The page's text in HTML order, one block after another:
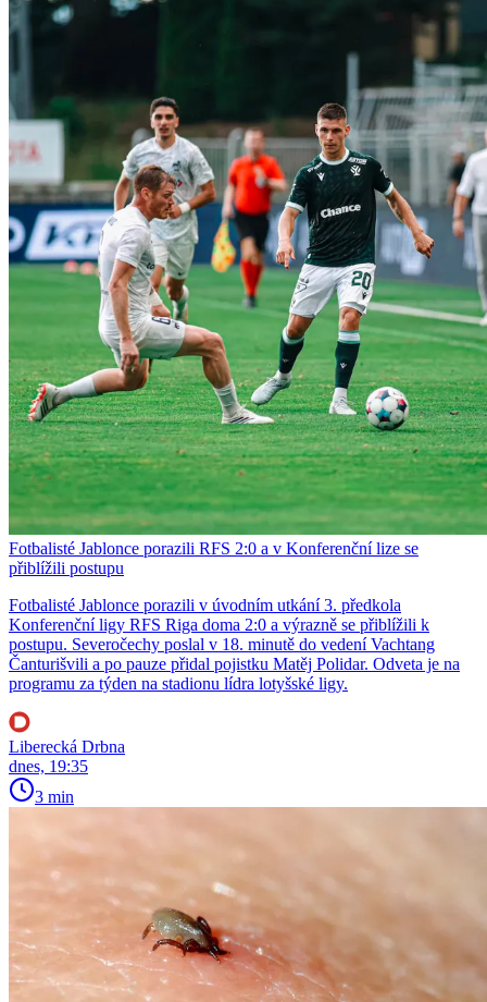
Fotbalisté Jablonce porazili RFS 2:0 a v Konferenční lize se
přiblížili postupu
Fotbalisté Jablonce porazili v úvodním utkání 3. předkola
Konferenční ligy RFS Riga doma 2:0 a výrazně se přiblížili k
postupu. Severočechy poslal v 18. minutě do vedení Vachtang
Čanturišvili a po pauze přidal pojistku Matěj Polidar. Odveta je na
programu za týden na stadionu lídra lotyšské ligy.
Liberecká Drbna
dnes, 19:35
3 min